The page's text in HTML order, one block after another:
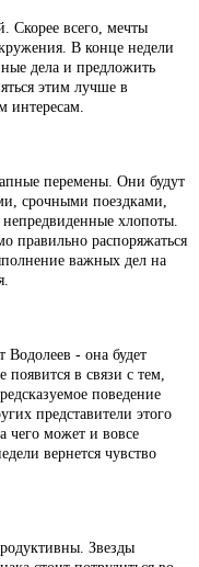
Скорее всего, мечты
В конце недели
дела и предложить
этим лучше в
интересам.
перемены. Они будут
срочными поездками,
хлопоты.
правильно распоряжаться
важных дел на
Водолеев - она будет
в связи с тем,
поведение
представители этого
чего может и вовсе
вернется чувство
Звезды